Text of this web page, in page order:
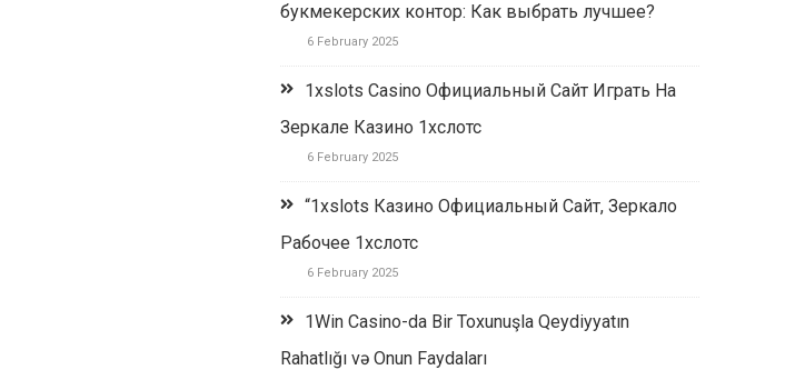
букмекерских контор: Как выбрать лучшее?
6 February 2025
1xslots Casino Официальный Сайт Играть На
Зеркале Казино 1хслотс
6 February 2025
“1xslots Казино Официальный Сайт, Зеркало
Рабочее 1хслотс
6 February 2025
1Win Casino-da Bir Toxunuşla Qeydiyyatın
Rahatlığı və Onun Faydaları